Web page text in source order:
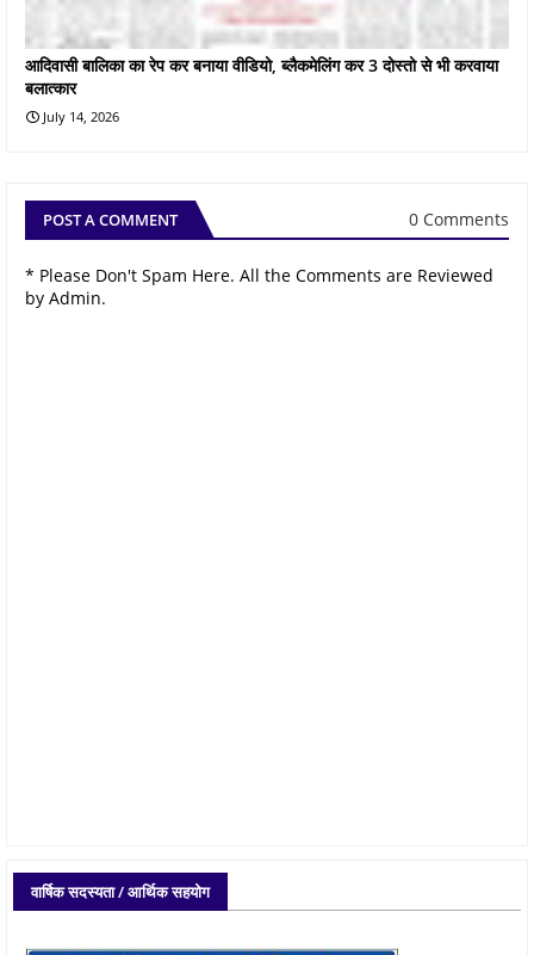
आदिवासी बालिका का रेप कर बनाया वीडियो, ब्लैकमेलिंग कर 3 दोस्तो से भी करवाया
बलात्कार
July 14, 2026
POST A COMMENT 0 Comments
* Please Don't Spam Here. All the Comments are Reviewed
by Admin.
वार्षिक सदस्यता / आर्थिक सहयोग